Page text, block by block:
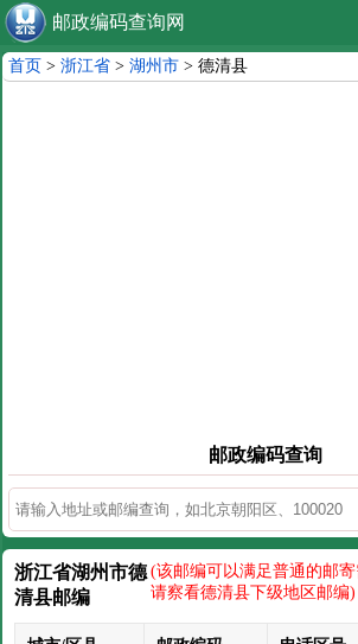
邮政编码查询网
首页 >浙江省 >湖州市 > 德清县
邮政编码查询
浙江省湖州市德
清县邮编
(该邮编可以满足普通的邮
请察看德清县下级地区邮编)